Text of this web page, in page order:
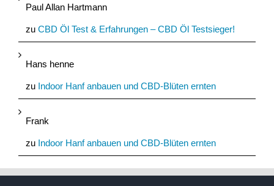
Paul Allan Hartmann
zu CBD Öl Test & Erfahrungen – CBD Öl Testsieger!
Hans henne
zu Indoor Hanf anbauen und CBD-Blüten ernten
Frank
zu Indoor Hanf anbauen und CBD-Blüten ernten